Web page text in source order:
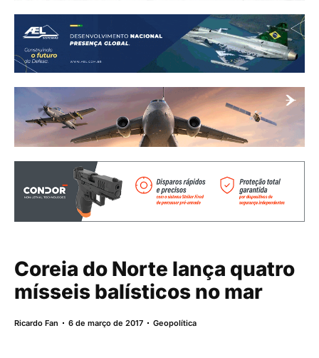
Coreia do Norte lança quatro
mísseis balísticos no mar
Ricardo Fan 6 de março de 2017 Geopolítica